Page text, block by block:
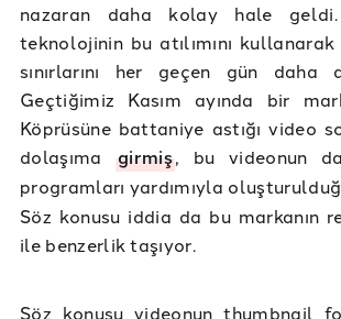
nazaran daha kolay hale
teknolojinin bu atılımını
sınırlarını her geçen gün daha
Geçtiğimiz Kasım ayında bir
Köprüsüne battaniye astığı video
dolaşımagirmiş, bu videonun
programları yardımıyla
Söz konusu iddia da bu markanın
ile benzerlik taşıyor.
Söz konusu videonun thumbnail